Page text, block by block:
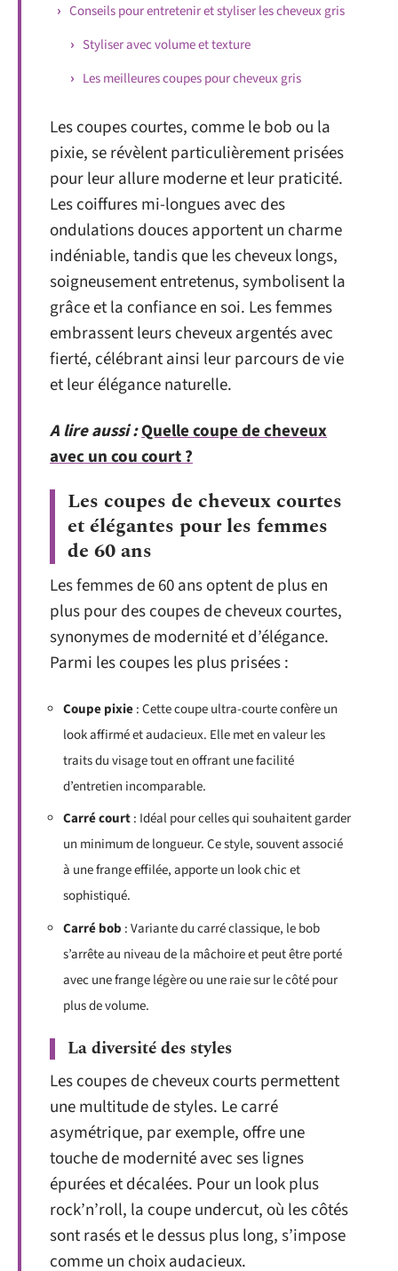
Conseils pour entretenir et styliser les cheveux gris
Styliser avec volume et texture
Les meilleures coupes pour cheveux gris
Les coupes courtes, comme le bob ou la
pixie, se révèlent particulièrement prisées
pour leur allure moderne et leur praticité.
Les coiffures mi-longues avec des
ondulations douces apportent un charme
indéniable, tandis que les cheveux longs,
soigneusement entretenus, symbolisent la
grâce et la confiance en soi. Les femmes
embrassent leurs cheveux argentés avec
fierté, célébrant ainsi leur parcours de vie
et leur élégance naturelle.
A lire aussi :Quelle coupe de cheveux
avec un cou court ?
Les coupes de cheveux courtes
et élégantes pour les femmes
de 60 ans
Les femmes de 60 ans optent de plus en
plus pour des coupes de cheveux courtes,
synonymes de modernité et d’élégance.
Parmi les coupes les plus prisées :
Coupe pixie: Cette coupe ultra-courte confère un
look affirmé et audacieux. Elle met en valeur les
traits du visage tout en offrant une facilité
d’entretien incomparable.
Carré court: Idéal pour celles qui souhaitent garder
un minimum de longueur. Ce style, souvent associé
à une frange effilée, apporte un look chic et
sophistiqué.
Carré bob : Variante du carré classique, le bob
s’arrête au niveau de la mâchoire et peut être porté
avec une frange légère ou une raie sur le côté pour
plus de volume.
La diversité des styles
Les coupes de cheveux courts permettent
une multitude de styles. Le carré
asymétrique, par exemple, offre une
touche de modernité avec ses lignes
épurées et décalées. Pour un look plus
rock’n’roll, la coupe undercut, où les côtés
sont rasés et le dessus plus long, s’impose
comme un choix audacieux.